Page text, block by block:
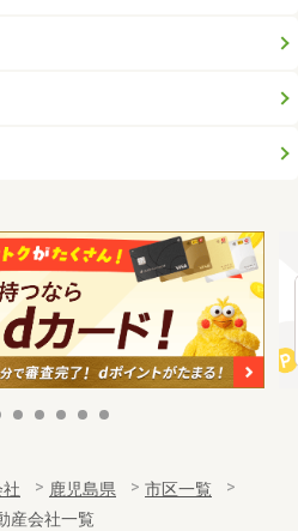
鹿児島県
市区一覧
産会社一覧